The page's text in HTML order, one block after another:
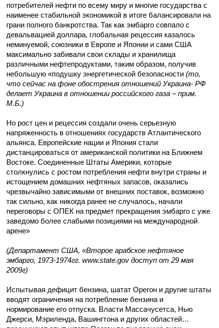
потребителей нефти по всему миру и многие государства с
наименее стабильной экономикой в итоге балансировали на
грани полного банкротства. Так как эмбарго совпало с
девальвацией доллара, глобальная рецессия казалось
неминуемой, союзники в Европе и Японии и сами США
максимально забивали свои склады и хранилища
различными нефтепродуктами, таким образом, получив
небольшую «подушку энергетической безопасности (то,
что сейчас на фоне обострения отношений Украина- РФ
делает Украина в отношении российского газа – прим.
М.Б.)
Но рост цен и рецессия создали очень серьезную
напряженность в отношениях государств Атлантического
альянса. Европейские нации и Япония стали
дистанцироваться от американской политики на Ближнем
Востоке. Соединенные Штаты Америки, которые
столкнулись с ростом потребления нефти внутри страны и
истощением домашних нефтяных запасов, оказались
чрезвычайно зависимыми от внешних поставок, возможно
так сильно, как никогда ранее не случалось, начали
переговоры с ОПЕК на предмет прекращения эмбарго с уже
заведомо более слабыми позициями на международной
арене»
(Департамент США, «Второе арабское нефтяное
эмбарго, 1973-1974гг. www.state.gov доступ от 29 мая
2009г)
Испытывая дефицит бензина, шатат Орегон и другие штаты
вводят ограничения на потребление бензина и
нормирование его отпуска. Власти Массачусетса, Нью
Джерси, Мэриленда, Вашингтона и других областей…